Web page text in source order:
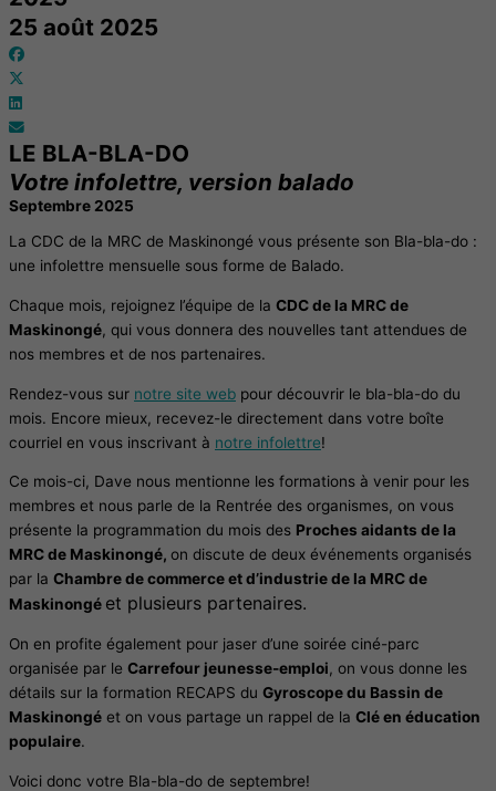
25 août 2025
LE BLA-BLA-DO
Votre infolettre, version balado
Septembre 2025
La CDC de la MRC de Maskinongé vous présente son Bla-bla-do :
une infolettre mensuelle sous forme de Balado.
Chaque mois, rejoignez l’équipe de la CDC de la MRC de
Maskinongé, qui vous donnera des nouvelles tant attendues de
nos membres et de nos partenaires.
Rendez-vous sur notre site web pour découvrir le bla-bla-do du
mois. Encore mieux, recevez-le directement dans votre boîte
courriel en vous inscrivant à notre infolettre!
Ce mois-ci, Dave nous mentionne les formations à venir pour les
membres et nous parle de la Rentrée des organismes, on vous
présente la programmation du mois des Proches aidants de la
MRC de Maskinongé, on discute de deux événements organisés
par la Chambre de commerce et d’industrie de la MRC de
Maskinongé et plusieurs partenaires.
On en profite également pour jaser d’une soirée ciné-parc
organisée par le Carrefour jeunesse-emploi, on vous donne les
détails sur la formation RECAPS du Gyroscope du Bassin de
Maskinongé et on vous partage un rappel de la Clé en éducation
populaire.
Voici donc votre Bla-bla-do de septembre!